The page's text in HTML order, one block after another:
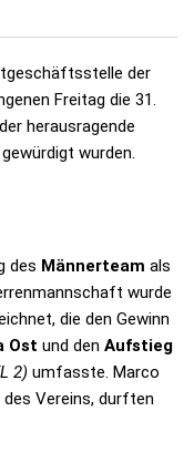
der
Freitag die 31.
herausragende
wurden.
des Männerteam als
wurde
die den Gewinn
Ost und den Aufstieg
2) umfasste. Marco
Vereins, durften